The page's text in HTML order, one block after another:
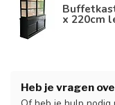
x 220cm
Heb je vragen